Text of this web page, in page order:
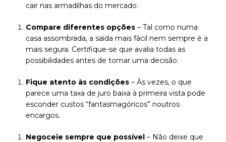
cair nas armadilhas do mercado.
Compare diferentes opções – Tal como numa
casa assombrada, a saída mais fácil nem sempre é a
mais segura. Certifique-se que avalia todas as
possibilidades antes de tomar uma decisão.
Fique atento às condições – Às vezes, o que
parece uma taxa de juro baixa à primeira vista pode
esconder custos “fantasmagóricos” noutros
encargos.
Negoceie sempre que possível – Não deixe que